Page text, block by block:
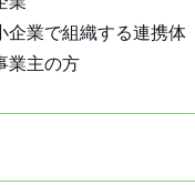
企業で組織する連携体
業主の方